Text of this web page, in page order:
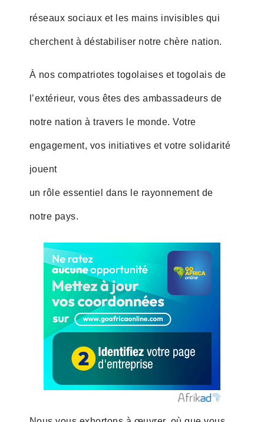
réseaux sociaux et les mains invisibles qui
cherchent à déstabiliser notre chère nation.
À nos compatriotes togolaises et togolais de
l’extérieur, vous êtes des ambassadeurs de
notre nation à travers le monde. Votre
engagement, vos initiatives et votre solidarité
jouent
un rôle essentiel dans le rayonnement de
notre pays.